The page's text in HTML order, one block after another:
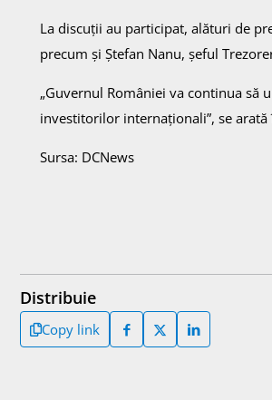
La discuții au participat, alături de
precum și Ștefan Nanu, șeful
„Guvernul României va continua
investitorilor internaționali”, se
Sursa: DCNews
Distribuie
Copy link